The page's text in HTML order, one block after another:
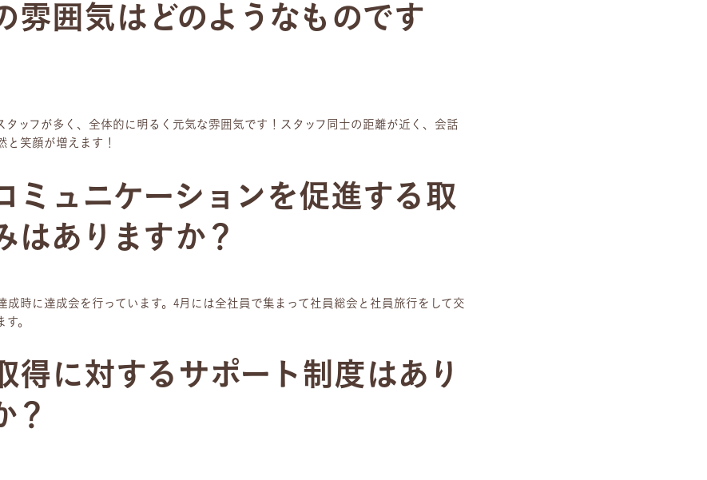
雰囲気はどのようなものです
タッフが多く、全体的に明るく元気な雰囲気です！スタッフ同士の距離が近く、会話
と笑顔が増えます！
ミュニケーションを促進する取
はありますか？
成時に達成会を行っています。4月には全社員で集まって社員総会と社員旅行をして交
。
得に対するサポート制度はあり
？